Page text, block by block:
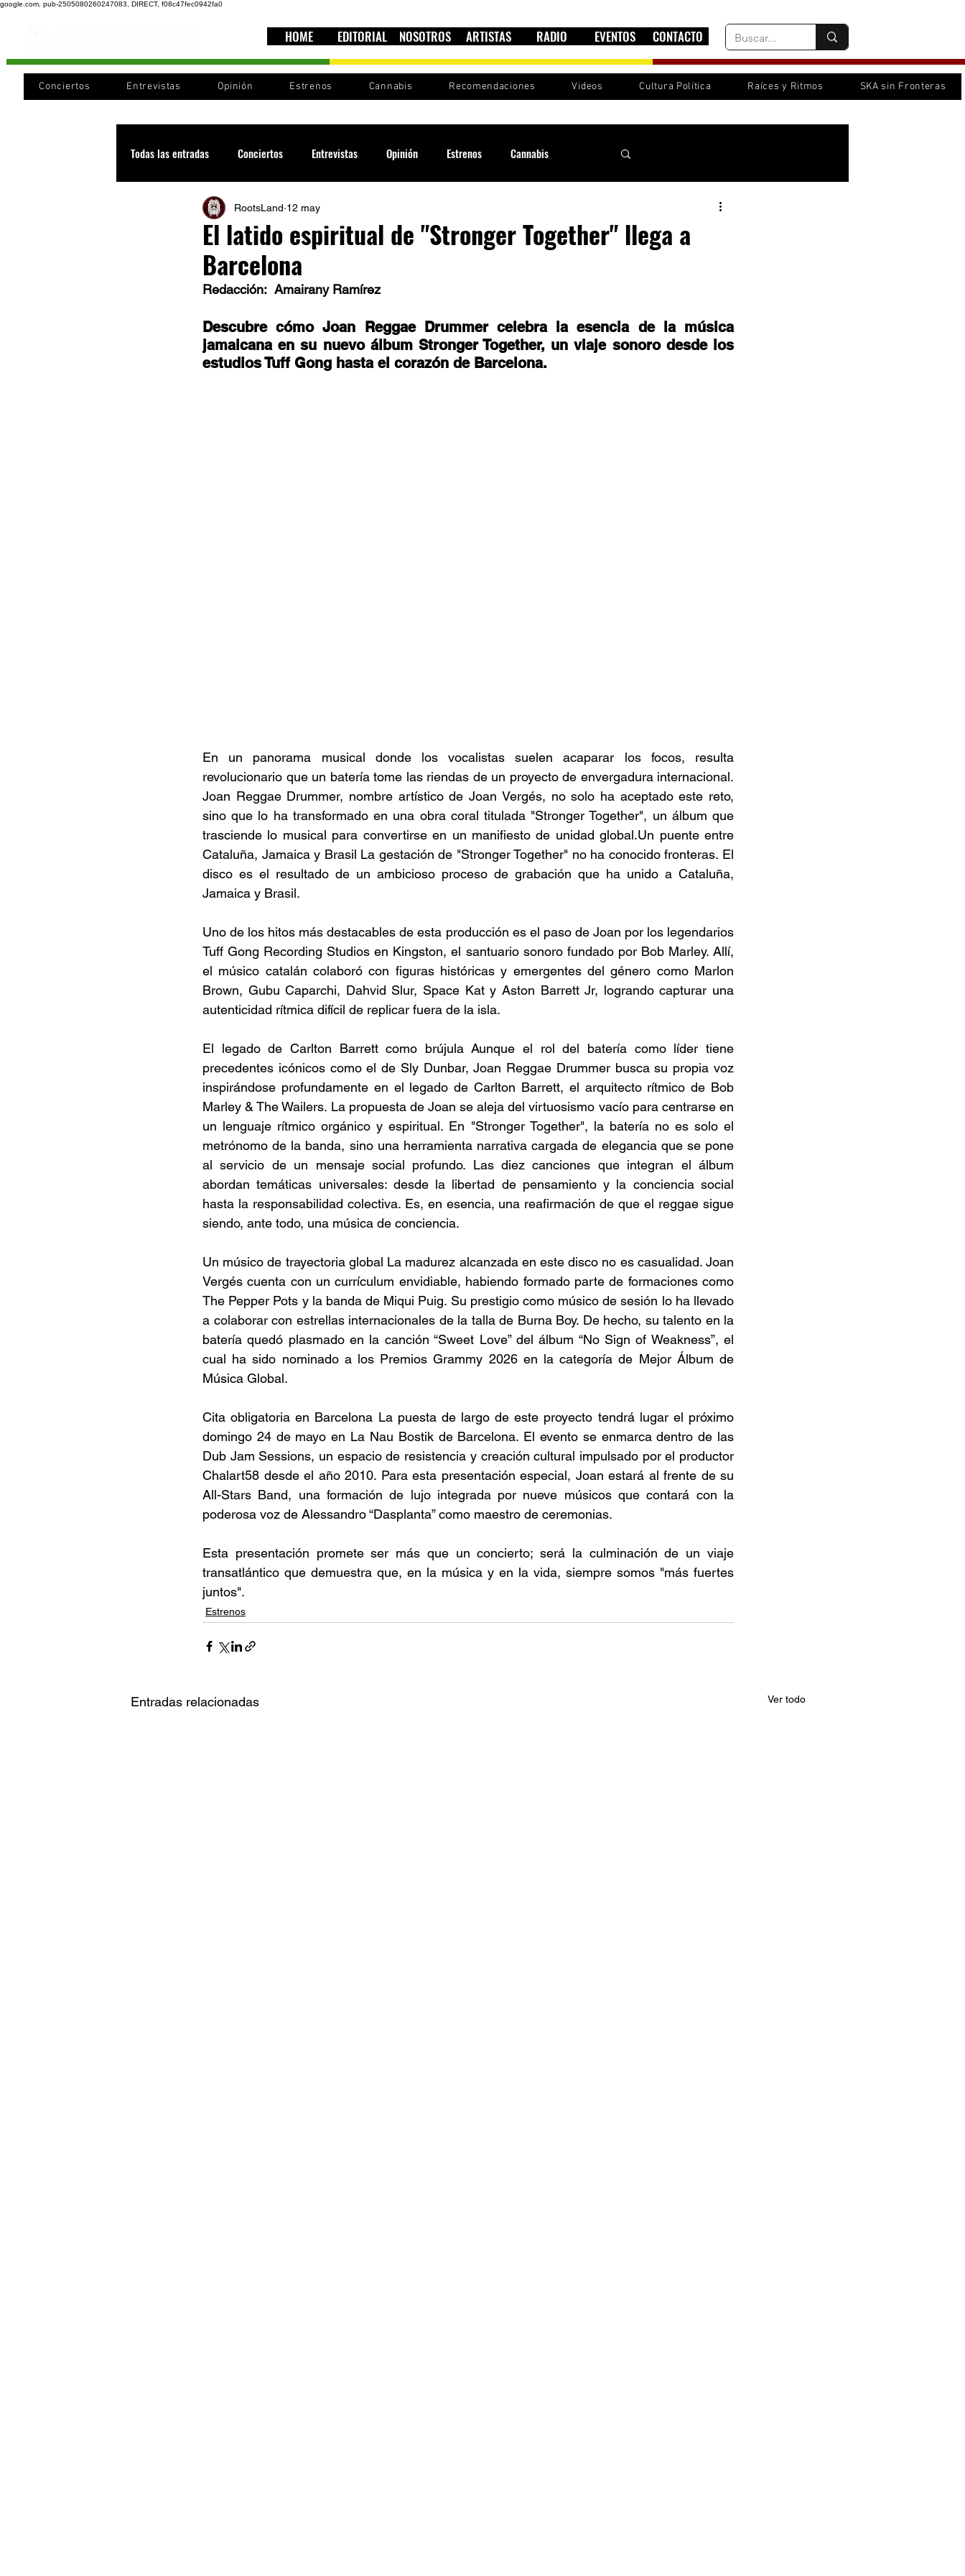
google.com, pub-2505080260247083, DIRECT, f08c47fec0942fa0
HOME EDITORIAL NOSOTROS ARTISTAS RADIO EVENTOS CONTACTO
Conciertos Entrevistas Opinión Estrenos Cannabis Recomendaciones Videos Cultura Política Raíces y Ritmos SKA sin Fronteras
Todas las entradas Conciertos Entrevistas Opinión Estrenos Cannabis
Recomendaciones Videos
Cultura Cobertura
Documentales Podcast Rastafari Fuera del reggae ANCOP
El latido espiritual de "Stronger Together" llega a
Barcelona
RootsLand 12 may
Redacción:  Amairany Ramírez
Descubre cómo Joan Reggae Drummer celebra la esencia de la música
jamaicana en su nuevo álbum Stronger Together, un viaje sonoro desde los
estudios Tuff Gong hasta el corazón de Barcelona.
En un panorama musical donde los vocalistas suelen acaparar los focos, resulta
revolucionario que un batería tome las riendas de un proyecto de envergadura internacional.
Joan Reggae Drummer, nombre artístico de Joan Vergés, no solo ha aceptado este reto,
sino que lo ha transformado en una obra coral titulada "Stronger Together", un álbum que
trasciende lo musical para convertirse en un manifiesto de unidad global.Un puente entre
Cataluña, Jamaica y Brasil La gestación de "Stronger Together" no ha conocido fronteras. El
disco es el resultado de un ambicioso proceso de grabación que ha unido a Cataluña,
Jamaica y Brasil.
Uno de los hitos más destacables de esta producción es el paso de Joan por los legendarios
Tuff Gong Recording Studios en Kingston, el santuario sonoro fundado por Bob Marley. Allí,
el músico catalán colaboró con figuras históricas y emergentes del género como Marlon
Brown, Gubu Caparchi, Dahvid Slur, Space Kat y Aston Barrett Jr, logrando capturar una
autenticidad rítmica difícil de replicar fuera de la isla.
El legado de Carlton Barrett como brújula Aunque el rol del batería como líder tiene
precedentes icónicos como el de Sly Dunbar, Joan Reggae Drummer busca su propia voz
inspirándose profundamente en el legado de Carlton Barrett, el arquitecto rítmico de Bob
Marley & The Wailers. La propuesta de Joan se aleja del virtuosismo vacío para centrarse en
un lenguaje rítmico orgánico y espiritual. En "Stronger Together", la batería no es solo el
metrónomo de la banda, sino una herramienta narrativa cargada de elegancia que se pone
al servicio de un mensaje social profundo. Las diez canciones que integran el álbum
abordan temáticas universales: desde la libertad de pensamiento y la conciencia social
hasta la responsabilidad colectiva. Es, en esencia, una reafirmación de que el reggae sigue
siendo, ante todo, una música de conciencia.
Un músico de trayectoria global La madurez alcanzada en este disco no es casualidad. Joan
Vergés cuenta con un currículum envidiable, habiendo formado parte de formaciones como
The Pepper Pots y la banda de Miqui Puig. Su prestigio como músico de sesión lo ha llevado
a colaborar con estrellas internacionales de la talla de Burna Boy. De hecho, su talento en la
batería quedó plasmado en la canción “Sweet Love” del álbum “No Sign of Weakness”, el
cual ha sido nominado a los Premios Grammy 2026 en la categoría de Mejor Álbum de
Música Global.
Cita obligatoria en Barcelona La puesta de largo de este proyecto tendrá lugar el próximo
domingo 24 de mayo en La Nau Bostik de Barcelona. El evento se enmarca dentro de las
Dub Jam Sessions, un espacio de resistencia y creación cultural impulsado por el productor
Chalart58 desde el año 2010. Para esta presentación especial, Joan estará al frente de su
All-Stars Band, una formación de lujo integrada por nueve músicos que contará con la
poderosa voz de Alessandro “Dasplanta” como maestro de ceremonias.
Esta presentación promete ser más que un concierto; será la culminación de un viaje
transatlántico que demuestra que, en la música y en la vida, siempre somos "más fuertes
juntos".
Estrenos
Entradas relacionadas Ver todo